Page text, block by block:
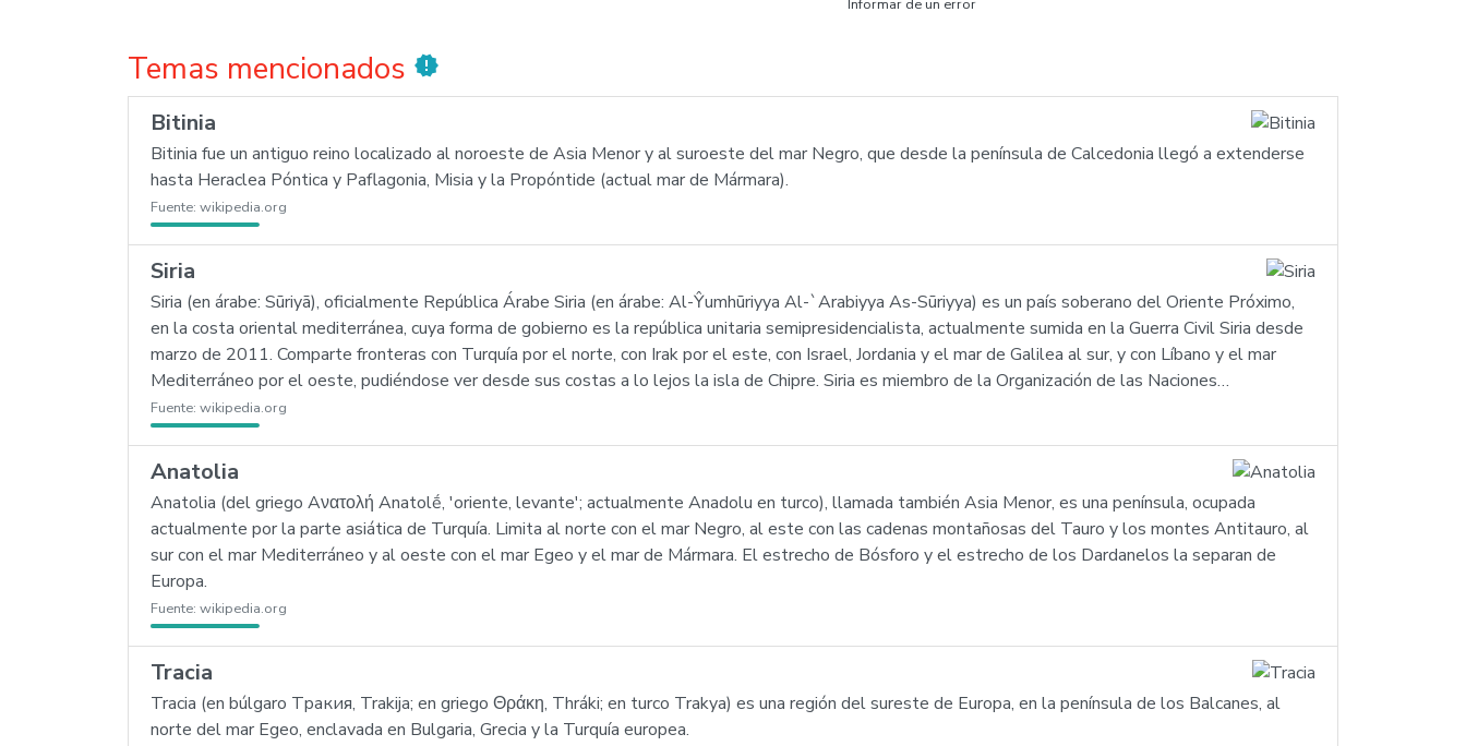
Informar de un error
Temas mencionados new_releases
Bitinia
Bitinia fue un antiguo reino localizado al noroeste de Asia Menor y al suroeste del mar Negro, que desde la península de Calcedonia llegó a extenderse
hasta Heraclea Póntica y Paflagonia, Misia y la Propóntide (actual mar de Mármara).
Fuente: wikipedia.org
Siria
Siria (en árabe: Sūriyā), oficialmente República Árabe Siria (en árabe: Al-Ŷumhūriyya Al-`Arabiyya As-Sūriyya) es un país soberano del Oriente Próximo,
en la costa oriental mediterránea, cuya forma de gobierno es la república unitaria semipresidencialista, actualmente sumida en la Guerra Civil Siria desde
marzo de 2011. Comparte fronteras con Turquía por el norte, con Irak por el este, con Israel, Jordania y el mar de Galilea al sur, y con Líbano y el mar
Mediterráneo por el oeste, pudiéndose ver desde sus costas a lo lejos la isla de Chipre. Siria es miembro de la Organización de las Naciones…
Fuente: wikipedia.org
Anatolia
Anatolia (del griego Aνατολή Anatolḗ, 'oriente, levante'; actualmente Anadolu en turco), llamada también Asia Menor, es una península, ocupada
actualmente por la parte asiática de Turquía. Limita al norte con el mar Negro, al este con las cadenas montañosas del Tauro y los montes Antitauro, al
sur con el mar Mediterráneo y al oeste con el mar Egeo y el mar de Mármara. El estrecho de Bósforo y el estrecho de los Dardanelos la separan de
Europa.
Fuente: wikipedia.org
Tracia
Tracia (en búlgaro Тракия, Trakija; en griego Θράκη, Thráki; en turco Trakya) es una región del sureste de Europa, en la península de los Balcanes, al
norte del mar Egeo, enclavada en Bulgaria, Grecia y la Turquía europea.